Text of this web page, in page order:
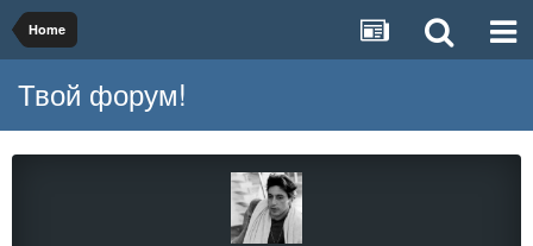
Home
Твой форум!